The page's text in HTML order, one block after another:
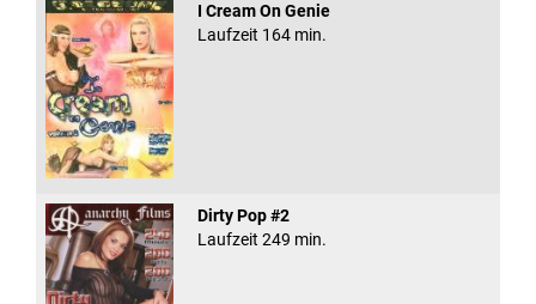
I Cream On Genie
Laufzeit 164 min.
Dirty Pop #2
Laufzeit 249 min.